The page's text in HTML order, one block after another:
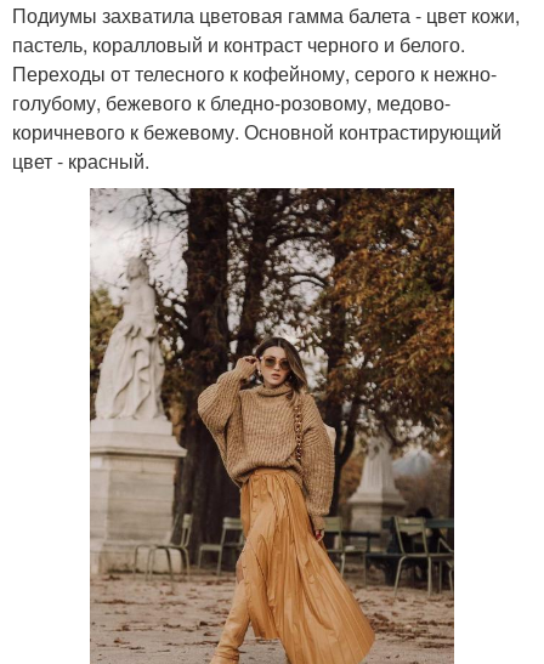
Подиумы захватила цветовая гамма балета - цвет кожи,
пастель, коралловый и контраст черного и белого.
Переходы от телесного к кофейному, серого к нежно-
голубому, бежевого к бледно-розовому, медово-
коричневого к бежевому. Основной контрастирующий
цвет - красный.